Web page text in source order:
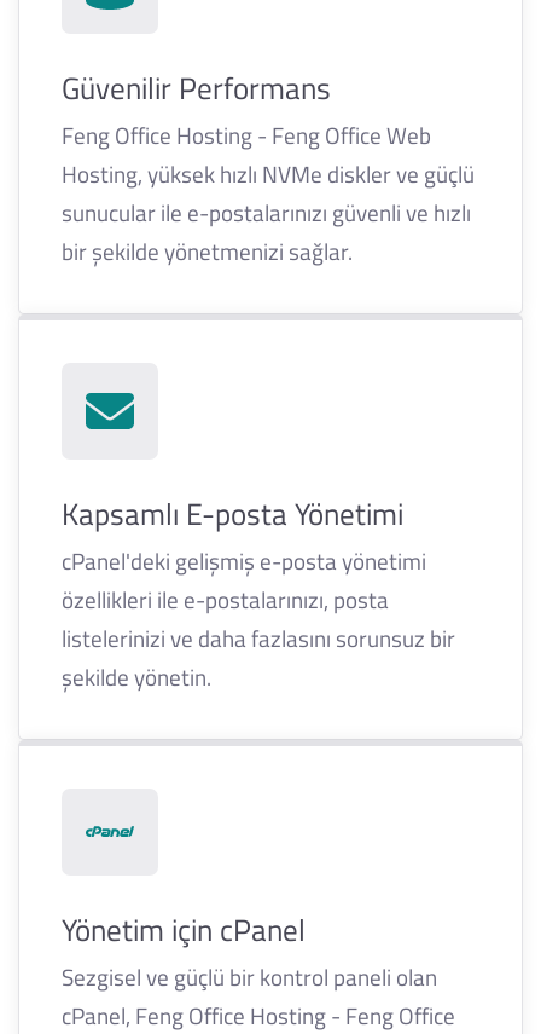
Güvenilir Performans
Feng Office Hosting - Feng Office Web
Hosting, yüksek hızlı NVMe diskler ve güçlü
sunucular ile e-postalarınızı güvenli ve hızlı
bir şekilde yönetmenizi sağlar.
Kapsamlı E-posta Yönetimi
cPanel'deki gelişmiş e-posta yönetimi
özellikleri ile e-postalarınızı, posta
listelerinizi ve daha fazlasını sorunsuz bir
şekilde yönetin.
Yönetim için cPanel
Sezgisel ve güçlü bir kontrol paneli olan
cPanel, Feng Office Hosting - Feng Office